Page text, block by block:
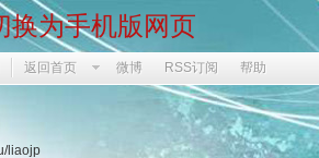
换为手机版网页
返回首页 微博 RSS订阅 帮助
liaojp